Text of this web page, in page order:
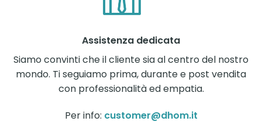
Assistenza dedicata
Siamo convinti che il cliente sia al centro del nostro
mondo. Ti seguiamo prima, durante e post vendita
con professionalità ed empatia.
Per info: customer@dhom.it